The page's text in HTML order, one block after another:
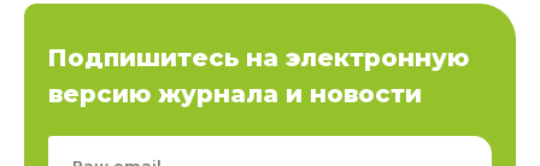
Подпишитесь на электронную
версию журнала и новости